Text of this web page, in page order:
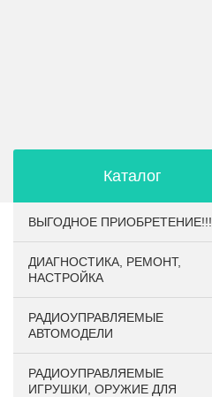
Каталог
ВЫГОДНОЕ ПРИОБРЕТЕНИЕ!!!
ДИАГНОСТИКА, РЕМОНТ,
НАСТРОЙКА
РАДИОУПРАВЛЯЕМЫЕ
АВТОМОДЕЛИ
РАДИОУПРАВЛЯЕМЫЕ
ИГРУШКИ, ОРУЖИЕ ДЛЯ